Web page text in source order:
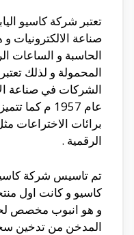
تعتبر شركة كاسيو
صناعة الالكترونيات
الحاسبة و الساعات
المحمولة و لذلك
الشركات في صناعة
عام 1957 م
برائات الاختراعات
الرقمية .
كاسيو و كانت اول
و هو انبوب مخصص
المدخن من تدخين